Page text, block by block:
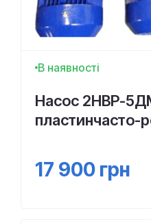
В наявності
Насос 2НВР-
пластинчасто-
17 900 грн